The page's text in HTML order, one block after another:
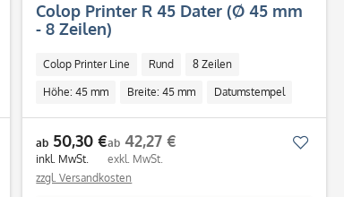
Merken
Colop Printer R 45 Dater (Ø 45 mm
- 8 Zeilen)
Colop Printer Line Rund 8 Zeilen
Höhe: 45 mm Breite: 45 mm Datumstempel
Individuell
ab 50,30 €
inkl. MwSt.
ab 42,27 €
exkl. MwSt.
zzgl. Versandkosten